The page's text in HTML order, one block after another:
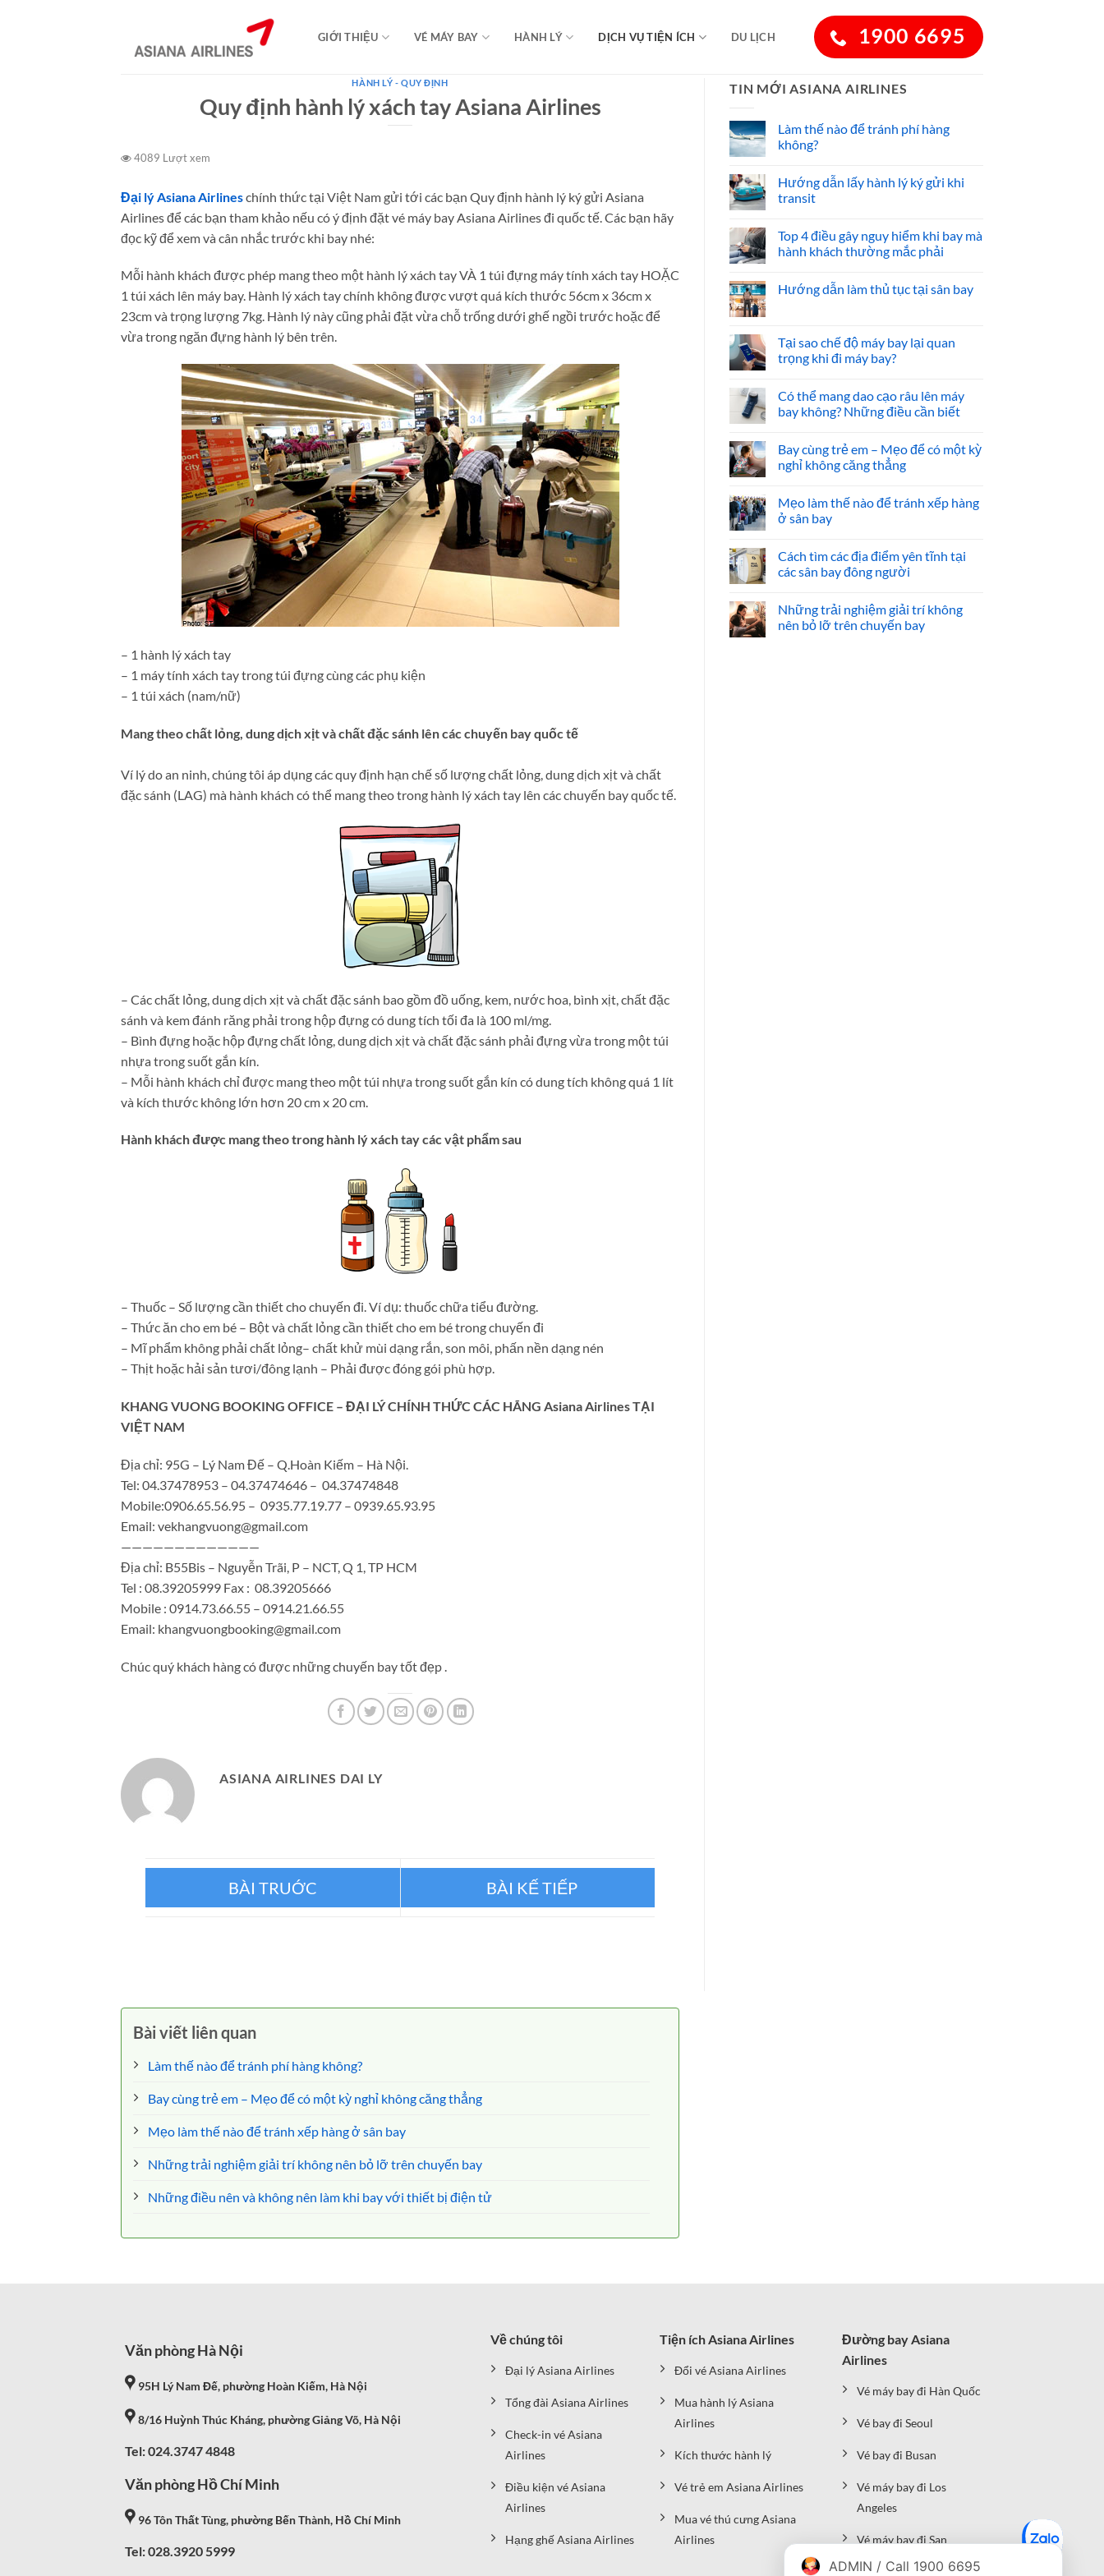
GIỚI THIỆU VÉ MÁY BAY HÀNH LÝ DỊCH VỤ TIỆN ÍCH DU LỊCH 1900 6695
HÀNH LÝ - QUY ĐỊNH
Quy định hành lý xách tay Asiana Airlines
4089 Lượt xem
Đại lý Asiana Airlineschính thức tại Việt Nam gửi tới các bạn Quy định hành lý ký gửi Asiana
Airlines để các bạn tham khảo nếu có ý định đặt vé máy bay Asiana Airlines đi quốc tế. Các bạn hãy
đọc kỹ để xem và cân nhắc trước khi bay nhé:
Mỗi hành khách được phép mang theo một hành lý xách tay VÀ 1 túi đựng máy tính xách tay HOẶC
1 túi xách lên máy bay. Hành lý xách tay chính không được vượt quá kích thước 56cm x 36cm x
23cm và trọng lượng 7kg. Hành lý này cũng phải đặt vừa chỗ trống dưới ghế ngồi trước hoặc để
vừa trong ngăn đựng hành lý bên trên.
– 1 hành lý xách tay
– 1 máy tính xách tay trong túi đựng cùng các phụ kiện
– 1 túi xách (nam/nữ)
Mang theo chất lỏng, dung dịch xịt và chất đặc sánh lên các chuyến bay quốc tế
Ví lý do an ninh, chúng tôi áp dụng các quy định hạn chế số lượng chất lỏng, dung dịch xịt và chất
đặc sánh (LAG) mà hành khách có thể mang theo trong hành lý xách tay lên các chuyến bay quốc tế.
– Các chất lỏng, dung dịch xịt và chất đặc sánh bao gồm đồ uống, kem, nước hoa, bình xịt, chất đặc
sánh và kem đánh răng phải trong hộp đựng có dung tích tối đa là 100 ml/mg.
– Bình đựng hoặc hộp đựng chất lỏng, dung dịch xịt và chất đặc sánh phải đựng vừa trong một túi
nhựa trong suốt gắn kín.
– Mỗi hành khách chỉ được mang theo một túi nhựa trong suốt gắn kín có dung tích không quá 1 lít
và kích thước không lớn hơn 20 cm x 20 cm.
Hành khách được mang theo trong hành lý xách tay các vật phẩm sau
– Thuốc – Số lượng cần thiết cho chuyến đi. Ví dụ: thuốc chữa tiểu đường.
– Thức ăn cho em bé – Bột và chất lỏng cần thiết cho em bé trong chuyến đi
– Mĩ phẩm không phải chất lỏng– chất khử mùi dạng rắn, son môi, phấn nền dạng nén
– Thịt hoặc hải sản tươi/đông lạnh – Phải được đóng gói phù hợp.
KHANG VUONG BOOKING OFFICE – ĐẠI LÝ CHÍNH THỨC CÁC HÃNG Asiana Airlines TẠI
VIỆT NAM
Địa chỉ: 95G – Lý Nam Đế – Q.Hoàn Kiếm – Hà Nội.
Tel: 04.37478953 – 04.37474646 – 04.37474848
Mobile:0906.65.56.95 – 0935.77.19.77 – 0939.65.93.95
Email: vekhangvuong@gmail.com
—————————————
Địa chỉ: B55Bis – Nguyễn Trãi, P – NCT, Q 1, TP HCM
Tel : 08.39205999 Fax : 08.39205666
Mobile : 0914.73.66.55 – 0914.21.66.55
Email: khangvuongbooking@gmail.com
Chúc quý khách hàng có được những chuyến bay tốt đẹp .
ASIANA AIRLINES DAI LY
TIN MỚI ASIANA AIRLINES
Làm thế nào để tránh phí hàng
không?
Hướng dẫn lấy hành lý ký gửi khi
transit
Top 4 điều gây nguy hiểm khi bay mà
hành khách thường mắc phải
Hướng dẫn làm thủ tục tại sân bay
Tại sao chế độ máy bay lại quan
trọng khi đi máy bay?
Có thể mang dao cạo râu lên máy
bay không? Những điều cần biết
Bay cùng trẻ em – Mẹo để có một kỳ
nghỉ không căng thẳng
Mẹo làm thế nào để tránh xếp hàng
ở sân bay
Cách tìm các địa điểm yên tĩnh tại
các sân bay đông người
Những trải nghiệm giải trí không
nên bỏ lỡ trên chuyến bay
Bài viết liên quan
Làm thế nào để tránh phí hàng không?
Bay cùng trẻ em – Mẹo để có một kỳ nghỉ không căng thẳng
Mẹo làm thế nào để tránh xếp hàng ở sân bay
Những trải nghiệm giải trí không nên bỏ lỡ trên chuyến bay
Những điều nên và không nên làm khi bay với thiết bị điện tử
Văn phòng Hà Nội
95H Lý Nam Đế, phường Hoàn Kiếm, Hà Nội
8/16 Huỳnh Thúc Kháng, phường Giảng Võ, Hà Nội
Tel: 024.3747 4848
Văn phòng Hồ Chí Minh
96 Tôn Thất Tùng, phường Bến Thành, Hồ Chí Minh
Tel: 028.3920 5999
Về chúng tôi
Đại lý Asiana Airlines
Tổng đài Asiana Airlines
Check-in vé Asiana
Airlines
Điều kiện vé Asiana
Airlines
Hạng ghế Asiana Airlines
Tiện ích Asiana Airlines
Đổi vé Asiana Airlines
Mua hành lý Asiana
Airlines
Kích thước hành lý
Vé trẻ em Asiana Airlines
Mua vé thú cưng Asiana
Airlines
Đường bay Asiana
Airlines
Vé máy bay đi Hàn Quốc
Vé bay đi Seoul
Vé bay đi Busan
Vé máy bay đi Los
Angeles
Vé máy bay đi San
Francisco
ADMIN / Call 1900 6695